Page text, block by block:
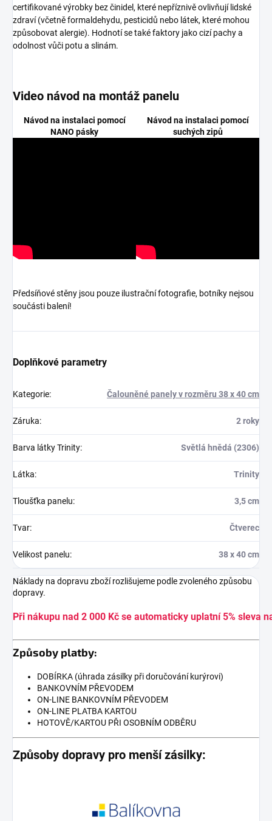
certifikované výrobky bez činidel, které nepříznivě ovlivňují lidské
zdraví (včetně formaldehydu, pesticidů nebo látek, které mohou
způsobovat alergie). Hodnotí se také faktory jako cizí pachy a
odolnost vůči potu a slinám.
Video návod na montáž panelu
Návod na instalaci pomocí
NANO pásky
Návod na instalaci pomocí
suchých zipů
Předsíňové stěny jsou pouze ilustrační fotografie, botníky nejsou
součásti balení!
Doplňkové parametry
Kategorie: Čalouněné panely v rozměru 38 x 40 cm
Záruka: 2 roky
Barva látky Trinity: Světlá hnědá (2306)
Látka: Trinity
Tloušťka panelu: 3,5 cm
Tvar: Čtverec
Velikost panelu: 38 x 40 cm
Náklady na dopravu zboží rozlišujeme podle zvoleného způsobu
dopravy.
Při nákupu nad 2 000 Kč se automaticky uplatní 5% sleva
Způsoby platby:
DOBÍRKA (úhrada zásilky při doručování kurýrovi)
BANKOVNÍM PŘEVODEM
ON-LINE BANKOVNÍM PŘEVODEM
ON-LINE PLATBA KARTOU
HOTOVĚ/KARTOU PŘI OSOBNÍM ODBĚRU
Způsoby dopravy pro menší zásilky: